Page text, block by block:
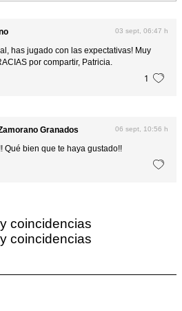
03 sept, 06:47 h
has jugado con las expectativas! Muy
por compartir, Patricia.
1
Granados 06 sept, 10:56 h
Qué bien que te haya gustado!!
coincidencias
coincidencias